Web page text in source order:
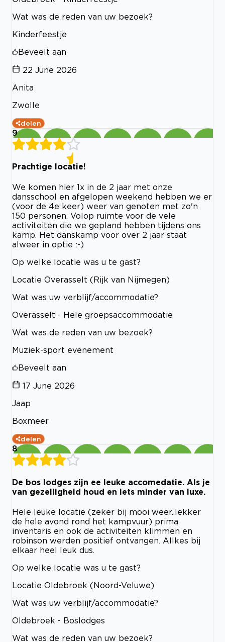
Wat was de reden van uw bezoek?
Kinderfeestje
Beveelt aan
22 June 2026
Anita
Zwolle
delen
9
Prachtige locatie!
We komen hier 1x in de 2 jaar met onze
dansschool en afgelopen weekend hebben we er
(voor de 4e keer) weer van genoten met zo'n
150 personen. Volop ruimte voor de vele
activiteiten die we gepland hebben tijdens ons
kamp. Het danskamp voor over 2 jaar staat
alweer in optie :-)
Op welke locatie was u te gast?
Locatie Overasselt (Rijk van Nijmegen)
Wat was uw verblijf/accommodatie?
Overasselt - Hele groepsaccommodatie
Wat was de reden van uw bezoek?
Muziek-sport evenement
Beveelt aan
17 June 2026
Jaap
Boxmeer
delen
8
De bos lodges zijn ee leuke accomedatie. Als je
van gezelligheid houd en iets minder van luxe.
Hele leuke locatie (zeker bij mooi weer..lekker
de hele avond rond het kampvuur) prima
inventaris en ook de activiteiten klimmen en
robinson werden positief ontvangen. Allkes bij
elkaar heel leuk dus.
Op welke locatie was u te gast?
Locatie Oldebroek (Noord-Veluwe)
Wat was uw verblijf/accommodatie?
Oldebroek - Boslodges
Wat was de reden van uw bezoek?